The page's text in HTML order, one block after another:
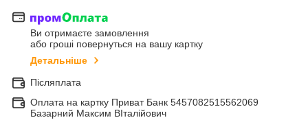
Ви отримаєте замовлення
або гроші повернуться на вашу картку
Детальніше
Післяплата
Оплата на картку Приват Банк 5457082515562069
Базарний Максим ВІталійович